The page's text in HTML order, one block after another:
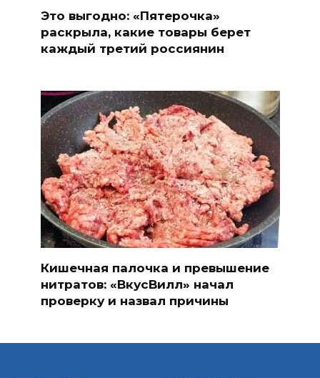
Это выгодно: «Пятерочка»
раскрыла, какие товары берет
каждый третий россиянин
Кишечная палочка и превышение
нитратов: «ВкусВилл» начал
проверку и назвал причины